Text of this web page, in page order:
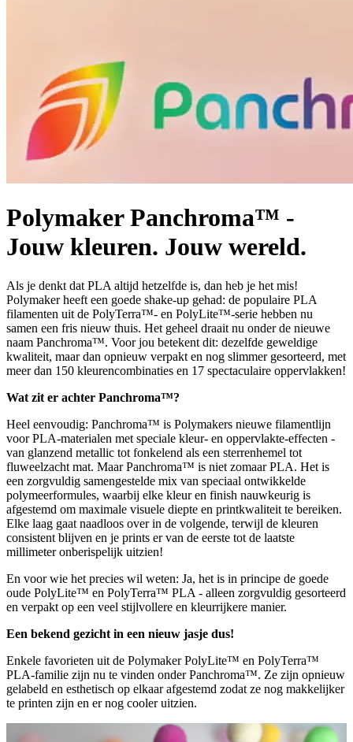
Polymaker Panchroma™ -
Jouw kleuren. Jouw wereld.
Als je denkt dat PLA altijd hetzelfde is, dan heb je het mis!
Polymaker heeft een goede shake-up gehad: de populaire PLA
filamenten uit de PolyTerra™- en PolyLite™-serie hebben nu
samen een fris nieuw thuis. Het geheel draait nu onder de nieuwe
naam Panchroma™. Voor jou betekent dit: dezelfde geweldige
kwaliteit, maar dan opnieuw verpakt en nog slimmer gesorteerd, met
meer dan 150 kleurencombinaties en 17 spectaculaire oppervlakken!
Wat zit er achter Panchroma™?
Heel eenvoudig: Panchroma™ is Polymakers nieuwe filamentlijn
voor PLA-materialen met speciale kleur- en oppervlakte-effecten -
van glanzend metallic tot fonkelend als een sterrenhemel tot
fluweelzacht mat. Maar Panchroma™ is niet zomaar PLA. Het is
een zorgvuldig samengestelde mix van speciaal ontwikkelde
polymeerformules, waarbij elke kleur en finish nauwkeurig is
afgestemd om maximale visuele diepte en printkwaliteit te bereiken.
Elke laag gaat naadloos over in de volgende, terwijl de kleuren
consistent blijven en je prints er van de eerste tot de laatste
millimeter onberispelijk uitzien!
En voor wie het precies wil weten: Ja, het is in principe de goede
oude PolyLite™ en PolyTerra™ PLA - alleen zorgvuldig gesorteerd
en verpakt op een veel stijlvollere en kleurrijkere manier.
Een bekend gezicht in een nieuw jasje dus!
Enkele favorieten uit de Polymaker PolyLite™ en PolyTerra™
PLA-familie zijn nu te vinden onder Panchroma™. Ze zijn opnieuw
gelabeld en esthetisch op elkaar afgestemd zodat ze nog makkelijker
te printen zijn en er nog cooler uitzien.